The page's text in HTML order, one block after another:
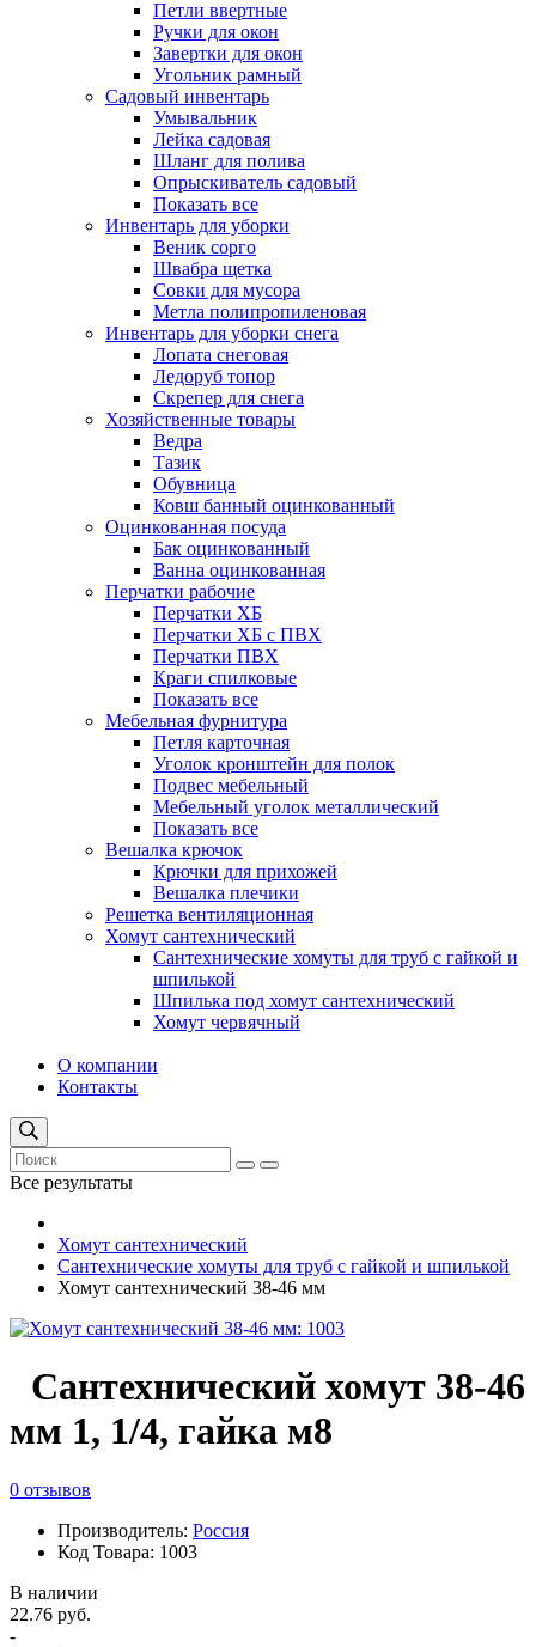
Петли ввертные
Ручки для окон
Завертки для окон
Угольник рамный
Садовый инвентарь
Умывальник
Лейка садовая
Шланг для полива
Опрыскиватель садовый
Показать все
Инвентарь для уборки
Веник сорго
Швабра щетка
Совки для мусора
Метла полипропиленовая
Инвентарь для уборки снега
Лопата снеговая
Ледоруб топор
Скрепер для снега
Хозяйственные товары
Ведра
Тазик
Обувница
Ковш банный оцинкованный
Оцинкованная посуда
Бак оцинкованный
Ванна оцинкованная
Перчатки рабочие
Перчатки ХБ
Перчатки ХБ с ПВХ
Перчатки ПВХ
Краги спилковые
Показать все
Мебельная фурнитура
Петля карточная
Уголок кронштейн для полок
Подвес мебельный
Мебельный уголок металлический
Показать все
Вешалка крючок
Крючки для прихожей
Вешалка плечики
Решетка вентиляционная
Хомут сантехнический
Сантехнические хомуты для труб с гайкой и
шпилькой
Шпилька под хомут сантехнический
Хомут червячный
О компании
Контакты
Все результаты
Хомут сантехнический
Сантехнические хомуты для труб с гайкой и шпилькой
Хомут сантехнический 38-46 мм
Сантехнический хомут 38-46
мм 1, 1/4, гайка м8
0 отзывов
Производитель: Россия
Код Товара: 1003
В наличии
22.76 руб.
-